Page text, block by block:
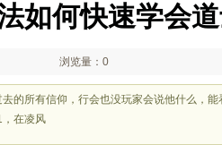
如何快速学会
浏览量：0
的所有信仰，行会也没玩家会说他什么，
在凌风